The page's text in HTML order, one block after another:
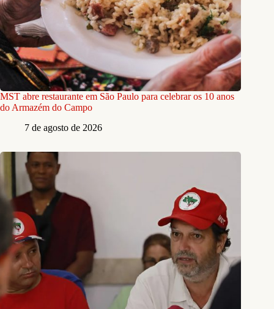
MST abre restaurante em São Paulo para celebrar os 10 anos
do Armazém do Campo
7 de agosto de 2026